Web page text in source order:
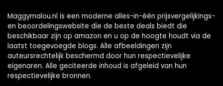
Maggymalou.nl is een moderne alles-in-één prijsvergelijkings-
en beoordelingswebsite die de beste deals biedt die
beschikbaar zijn op amazon en u op de hoogte houdt via de
laatst toegevoegde blogs. Alle afbeeldingen zijn
auteursrechtelijk beschermd door hun respectievelijke
eigenaren. Alle geciteerde inhoud is afgeleid van hun
respectievelijke bronnen.